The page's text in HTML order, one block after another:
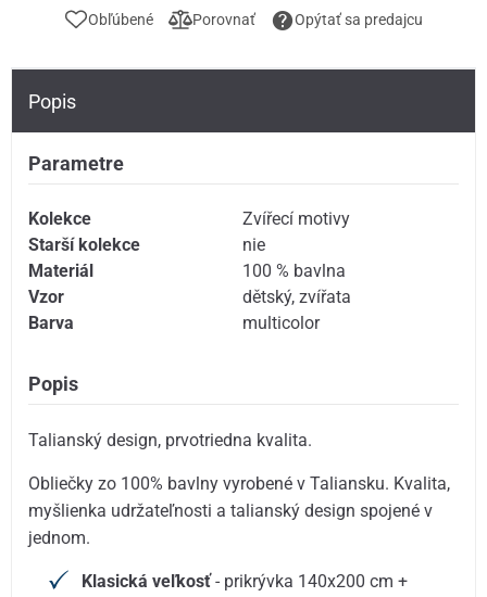
Obľúbené Porovnať Opýtať sa predajcu
Popis
Parametre
Kolekce
Zvířecí motivy
Starší kolekce
nie
Materiál
100 % bavlna
Vzor
dětský,zvířata
Barva
multicolor
Popis
Talianský design, prvotriedna kvalita.
Obliečky zo 100% bavlny vyrobené v Taliansku. Kvalita,
myšlienka udržateľnosti a talianský design spojené v
jednom.
Klasická veľkosť- prikrývka 140x200 cm +